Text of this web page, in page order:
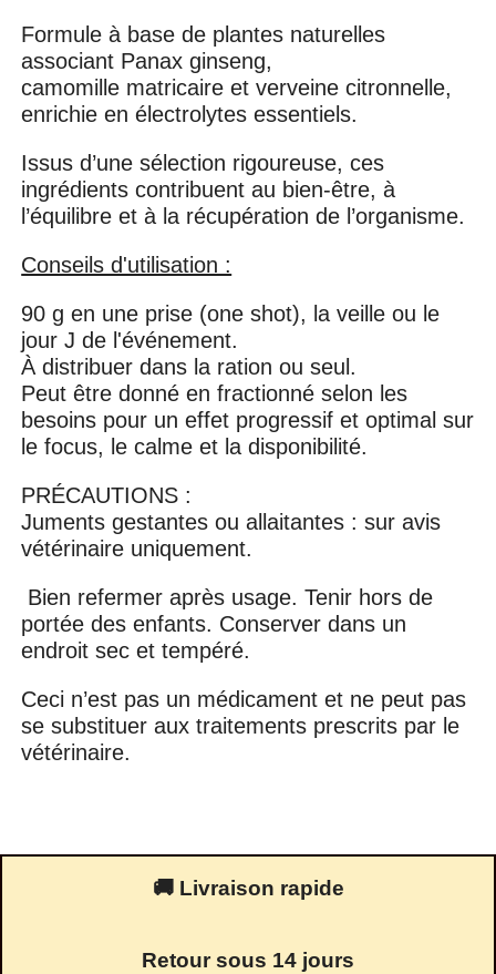
Formule à base de plantes naturelles
associant Panax ginseng,
camomille matricaire et verveine citronnelle,
enrichie en électrolytes essentiels.
Issus d’une sélection rigoureuse, ces
ingrédients contribuent au bien-être, à
l’équilibre et à la récupération de l’organisme.
Conseils d'utilisation :
90 g en une prise (one shot), la veille ou le
jour J de l'événement.
À distribuer dans la ration ou seul.
Peut être donné en fractionné selon les
besoins pour un effet progressif et optimal sur
le focus, le calme et la disponibilité.
PRÉCAUTIONS :
Juments gestantes ou allaitantes : sur avis
vétérinaire uniquement.
Bien refermer après usage. Tenir hors de
portée des enfants. Conserver dans un
endroit sec et tempéré.
Ceci n’est pas un médicament et ne peut pas
se substituer aux traitements prescrits par le
vétérinaire.
🚚 Livraison rapide
Retour sous 14 jours